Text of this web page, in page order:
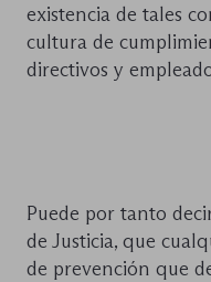
existencia de tales
cultura de
directivos y
Puede por tanto
de Justicia, que
de prevención que